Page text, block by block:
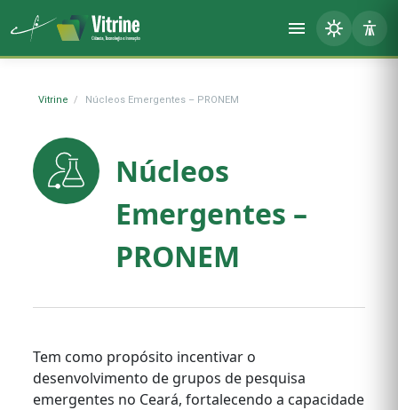
Vitrine Núcleos Emergentes – PRONEM
Núcleos
Emergentes –
PRONEM
Tem como propósito incentivar o
desenvolvimento de grupos de pesquisa
emergentes no Ceará, fortalecendo a capacidade